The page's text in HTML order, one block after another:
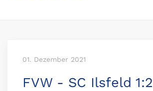
01. Dezember 2021
FVW - SC Ilsfeld 1:2